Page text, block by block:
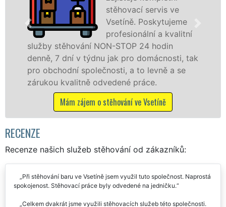
kvalitní
tak
a se
stěhovací
technikou.
služby zajišťujeme domácnostem i
celém okresu Vsetín se zárukou
franchisové sítě EXTRA STĚHOVÁNÍ.
Nabízíme stěhovací služby NON-
včetně víkendů a svátků bez
Mám zájem o stěhovací služby ve
RECENZE
Recenze našich služeb stěhování od zákazníků:
Při stěhování baru ve Vsetíně jsem využil tuto společnost. Naprostá